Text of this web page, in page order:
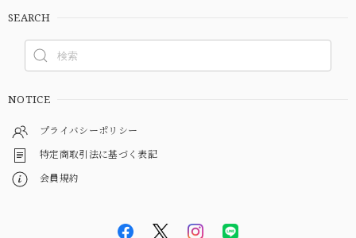
SEARCH
NOTICE
プライバシーポリシー
特定商取引法に基づく表記
会員規約